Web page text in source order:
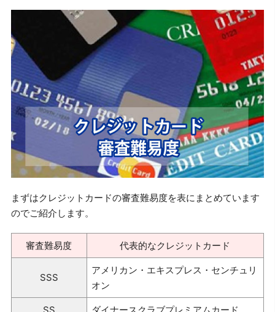
まずはクレジットカードの審査難易度を表にまとめています
のでご紹介します。
審査難易度 代表的なクレジットカード
SSS
アメリカン・エキスプレス・センチュリ
オン